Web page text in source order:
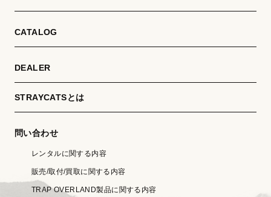
CATALOG
DEALER
STRAYCATSとは
問い合わせ
レンタルに関する内容
販売/取付/買取に関する内容
TRAP OVERLAND製品に関する内容